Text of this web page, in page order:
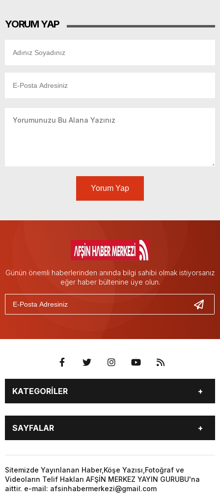
YORUM YAP
Yorum Yap
Günün önemli haberlerinden anında bilgi sahibi olmak istiyorsanız
eğer haber bültenine üye olun.
KATEGORİLER
EĞİTİM
EKONOMİ
GÜNCEL
SİYASET
YEREL HABERLER
KÜNYE
…
3. SAYFA
KÜLTÜR
SAYFALAR
GÜNCEL
ÖZEL HABER
SİYASET
YEREL HABERLER
KÜNYE
…
Sitemizde Yayınlanan Haber,Köşe Yazısı,Fotoğraf ve
Videoların Telif Hakları AFŞİN MERKEZ YAYIN GURUBU'na
aittir. e-mail: afsinhabermerkezi@gmail.com